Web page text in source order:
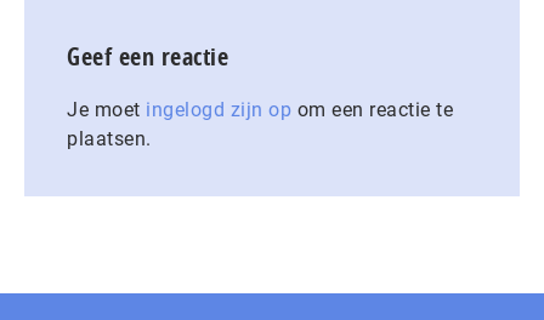
Geef een reactie
Je moet ingelogd zijn op om een reactie te
plaatsen.